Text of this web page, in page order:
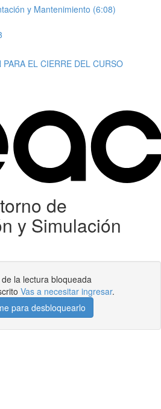
y Mantenimiento (6:08)
EL CIERRE DEL CURSO
de
y Simulación
la lectura bloqueada
Vas a necesitar ingresar.
para desbloquearlo